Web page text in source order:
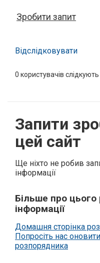
Зробити запит
Відслідковувати
0 користувачів
Запити
цей сайт
Ще ніхто не робив
інформації
Більше про
інформації
Домашня сторінка
Попросіть нас
розпорядника